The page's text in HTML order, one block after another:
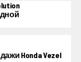
Honda Vezel